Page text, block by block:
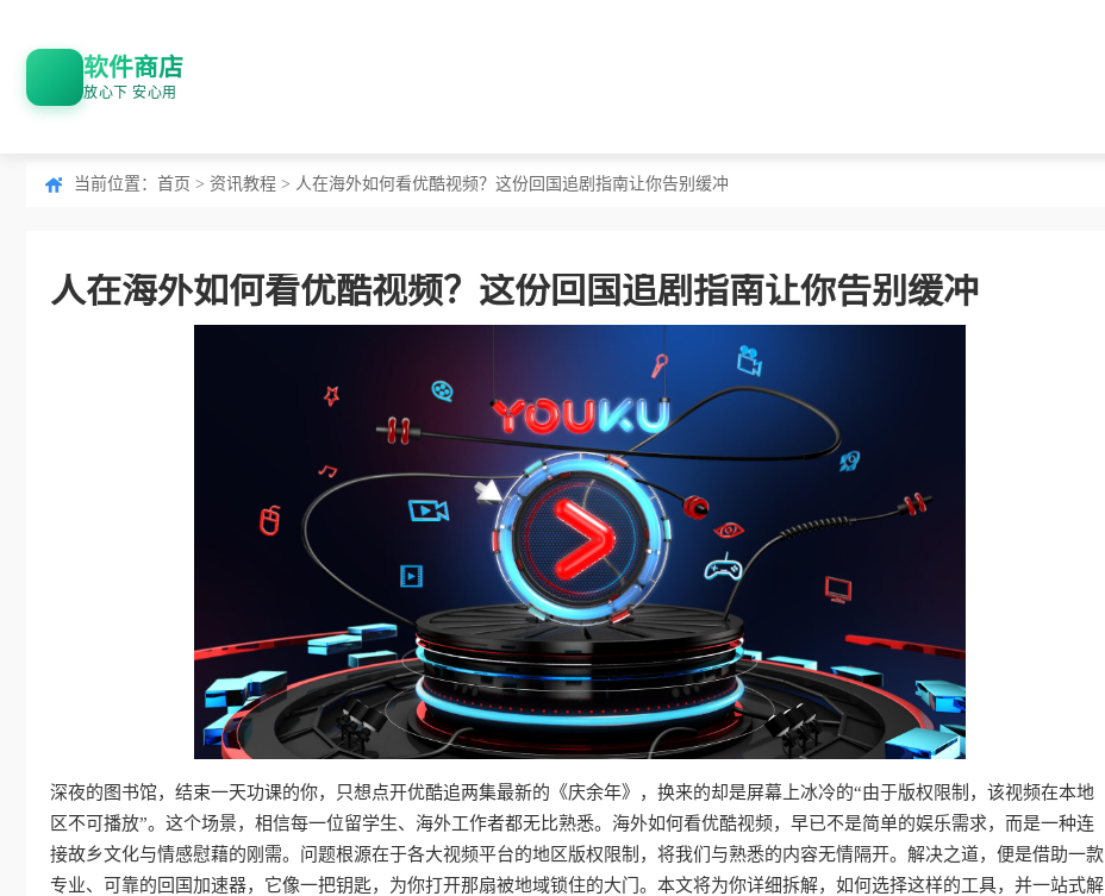
软件商店
放心下 安心用
当前位置： 首页 > 资讯教程 > 人在海外如何看优酷视频？这份回国追剧指南让你告别缓冲
人在海外如何看优酷视频？这份回国追剧指南让你告别缓冲
深夜的图书馆，结束一天功课的你，只想点开优酷追两集最新的《庆余年》，换来的却是屏幕上冰冷的“由于版权限制，该视频在本地
区不可播放”。这个场景，相信每一位留学生、海外工作者都无比熟悉。海外如何看优酷视频，早已不是简单的娱乐需求，而是一种连
接故乡文化与情感慰藉的刚需。问题根源在于各大视频平台的地区版权限制，将我们与熟悉的内容无情隔开。解决之道，便是借助一款
专业、可靠的回国加速器，它像一把钥匙，为你打开那扇被地域锁住的大门。本文将为你详细拆解，如何选择这样的工具，并一站式解